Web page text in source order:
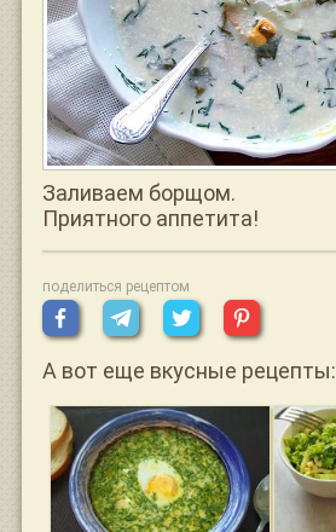
Заливаем борщом.
Приятного аппетита!
поделиться рецептом
А вот еще вкусные рецепты: